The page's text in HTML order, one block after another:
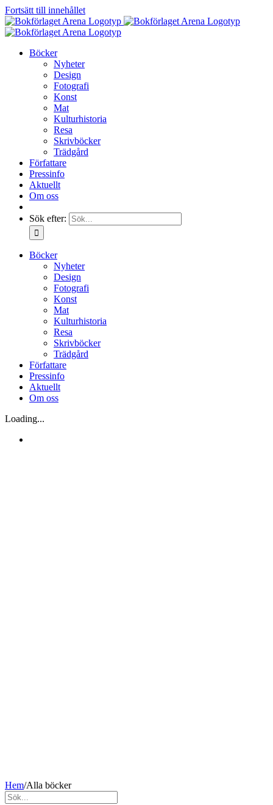
Fortsätt till innehållet
Böcker
Nyheter
Design
Fotografi
Konst
Mat
Kulturhistoria
Resa
Skrivböcker
Trädgård
Författare
Pressinfo
Aktuellt
Om oss
Sök efter:
Böcker
Nyheter
Design
Fotografi
Konst
Mat
Kulturhistoria
Resa
Skrivböcker
Trädgård
Författare
Pressinfo
Aktuellt
Om oss
Loading...
Hem/Alla böcker